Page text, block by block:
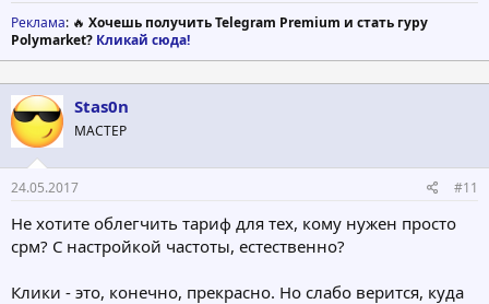
Реклама: 🔥 Хочешь получить Telegram Premium и стать гуру
Polymarket? Кликай сюда!
Stas0n
МАСТЕР
24.05.2017 #11
Не хотите облегчить тариф для тех, кому нужен просто
срм? С настройкой частоты, естественно?
Клики - это, конечно, прекрасно. Но слабо верится, куда